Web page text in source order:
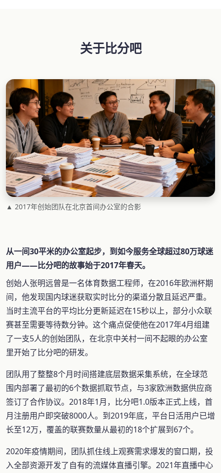
关于比分吧
▲ 2017年创始团队在北京首间办公室的合影
从一间30平米的办公室起步，到如今服务全球超过80万球迷
用户——比分吧的故事始于2017年春天。
创始人张明远曾是一名体育数据工程师，在2016年欧洲杯期
间，他发现国内球迷获取实时比分的渠道分散且延迟严重。
当时主流平台的平均比分更新延迟在15秒以上，部分小众联
赛甚至需要等待数分钟。这个痛点促使他在2017年4月组建
了一支5人的创始团队，在北京中关村一间不起眼的办公室
里开始了比分吧的研发。
团队用了整整8个月时间搭建底层数据采集系统，在全球范
围内部署了最初的6个数据抓取节点，与3家欧洲数据供应商
签订了合作协议。2018年1月，比分吧1.0版本正式上线，首
月注册用户即突破8000人。到2019年底，平台日活用户已增
长至12万，覆盖的联赛数量从最初的18个扩展到67个。
2020年疫情期间，团队抓住线上观赛需求爆发的窗口期，投
入全部资源开发了自有的流媒体直播引擎。2021年直播中心